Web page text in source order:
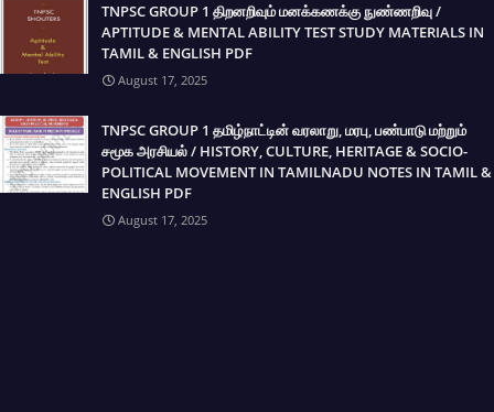
TNPSC GROUP 1 திறனறிவும் மனக்கணக்கு நுண்ணறிவு /
APTITUDE & MENTAL ABILITY TEST STUDY MATERIALS IN
TAMIL & ENGLISH PDF
August 17, 2025
TNPSC GROUP 1 தமிழ்நாட்டின் வரலாறு, மரபு, பண்பாடு மற்றும்
சமூக அரசியல் / HISTORY, CULTURE, HERITAGE & SOCIO-
POLITICAL MOVEMENT IN TAMILNADU NOTES IN TAMIL &
ENGLISH PDF
August 17, 2025